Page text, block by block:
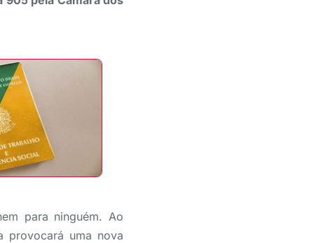
para ninguém. Ao
provocará uma nova